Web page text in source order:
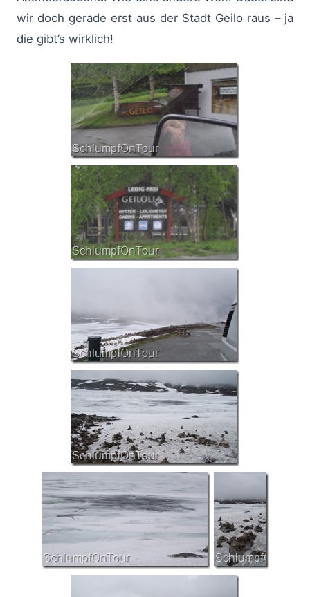
wir doch gerade erst aus der Stadt Geilo raus – ja
die gibt’s wirklich!